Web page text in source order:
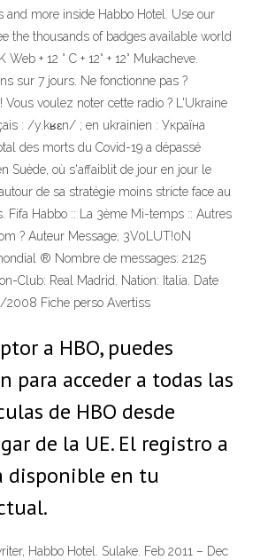
and more inside Habbo Hotel. Use our
the thousands of badges available world
+ 12 ° C + 12° + 12° Mukacheve.
sur 7 jours. Ne fonctionne pas ?
Vous voulez noter cette radio ? L'Ukraine
: /y.kʁɛn/ ; en ukrainien : Україна
des morts du Covid-19 a dépassé
Suède, où s'affaiblit de jour en jour le
de sa stratégie moins stricte face au
Fifa Habbo :: La 3ème Mi-temps :: Autres
? Auteur Message; 3V0LUT!0N
® Nombre de messages: 2125
Club: Real Madrid. Nation: Italia. Date
Fiche perso Avertiss
a HBO, puedes
para acceder a todas las
de HBO desde
de la UE. El registro a
disponible en tu
Habbo Hotel. Sulake. Feb 2011 – Dec